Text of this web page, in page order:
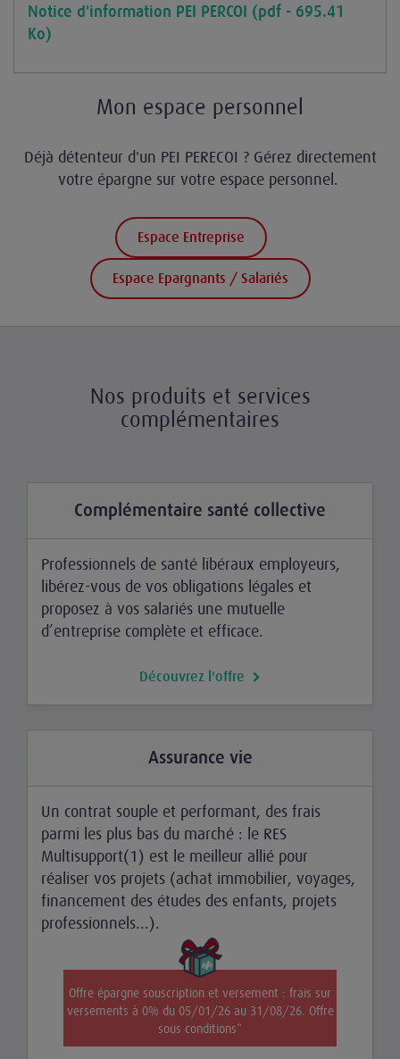
Notice d'information PEI PERCOI (pdf - 695.41
Ko)
Mon espace personnel
Déjà détenteur d'un PEI PERECOI ? Gérez directement
votre épargne sur votre espace personnel.
Espace Entreprise
Espace Epargnants / Salariés
Nos produits et services
complémentaires
Complémentaire santé collective
Professionnels de santé libéraux employeurs,
libérez-vous de vos obligations légales et
proposez à vos salariés une mutuelle
d’entreprise complète et efficace.
Découvrez l'offre
Assurance vie
Un contrat souple et performant, des frais
parmi les plus bas du marché : le RES
Multisupport(1) est le meilleur allié pour
réaliser vos projets (achat immobilier, voyages,
financement des études des enfants, projets
professionnels...).
Offre épargne souscription et versement : frais sur
versements à 0% du 05/01/26 au 31/08/26. Offre
sous conditions*